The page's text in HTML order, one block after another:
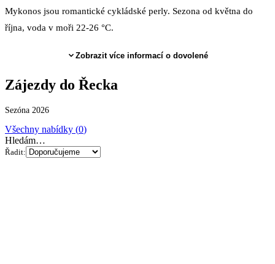
Mykonos jsou romantické cykládské perly. Sezona od května do
října, voda v moři 22-26 °C.
Zobrazit více informací o dovolené
Zájezdy do Řecka
Sezóna 2026
Všechny nabídky (0)
Hledám…
Řadit: